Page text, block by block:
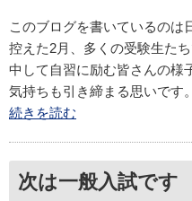
このブログを書いているのは
控えた2月、多くの受験生た
中して自習に励む皆さんの様
気持ちも引き締まる思いです
続きを読む
次は一般入試です